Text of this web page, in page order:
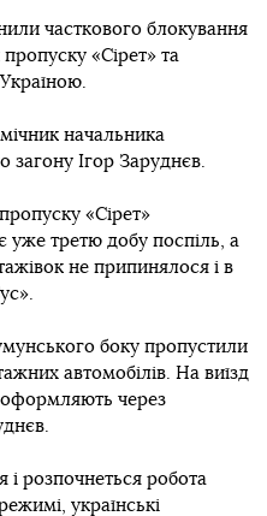
часткового блокування
«Сірет» та
начальника
загону Ігор Заруднєв.
«Сірет»
уже третю добу поспіль, а
не припинялося і в
боку пропустили
автомобілів. На виїзд
оформляють через
розпочнеться робота
українські